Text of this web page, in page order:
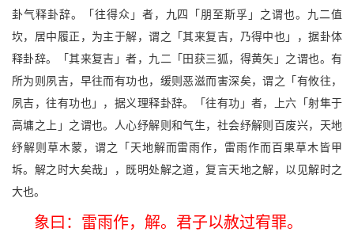
卦气释卦辞。「往得众」者，九四「朋至斯孚」之谓也。九二值
坎，居中履正，为主于解，谓之「其来复吉，乃得中也」，据卦体
释卦辞。「其来复吉」者，九二「田获三狐，得黄矢」之谓也。有
所为则夙吉，早往而有功也，缓则恶滋而害深矣，谓之「有攸往，
夙吉，往有功也」，据义理释卦辞。「往有功」者，上六「射隼于
高墉之上」之谓也。人心纾解则和气生，社会纾解则百废兴，天地
纾解则草木蒙，谓之「天地解而雷雨作，雷雨作而百果草木皆甲
坼。解之时大矣哉」，既明处解之道，复言天地之解，以见解时之
大也。
象曰：雷雨作，解。君子以赦过宥罪。